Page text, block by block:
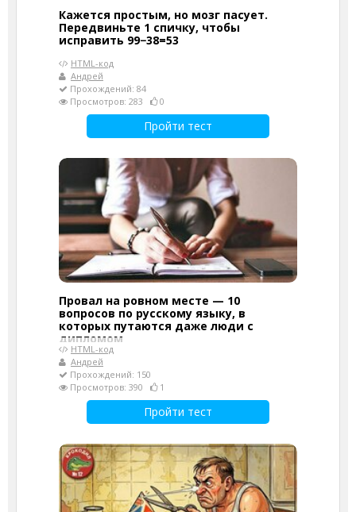
Кажется простым, но мозг пасует.
Передвиньте 1 спичку, чтобы
исправить 99−38=53
HTML-код
Андрей
Прохождений: 84
Просмотров: 283
0
Пройти тест
Провал на ровном месте — 10
вопросов по русскому языку, в
которых путаются даже люди с
дипломом
HTML-код
Андрей
Прохождений: 150
Просмотров: 390
1
Пройти тест